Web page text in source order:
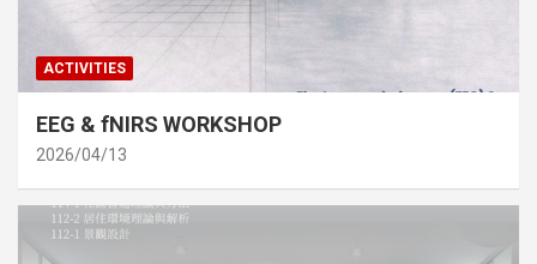
ACTIVITIES
EEG & fNIRS WORKSHOP
2026/04/13